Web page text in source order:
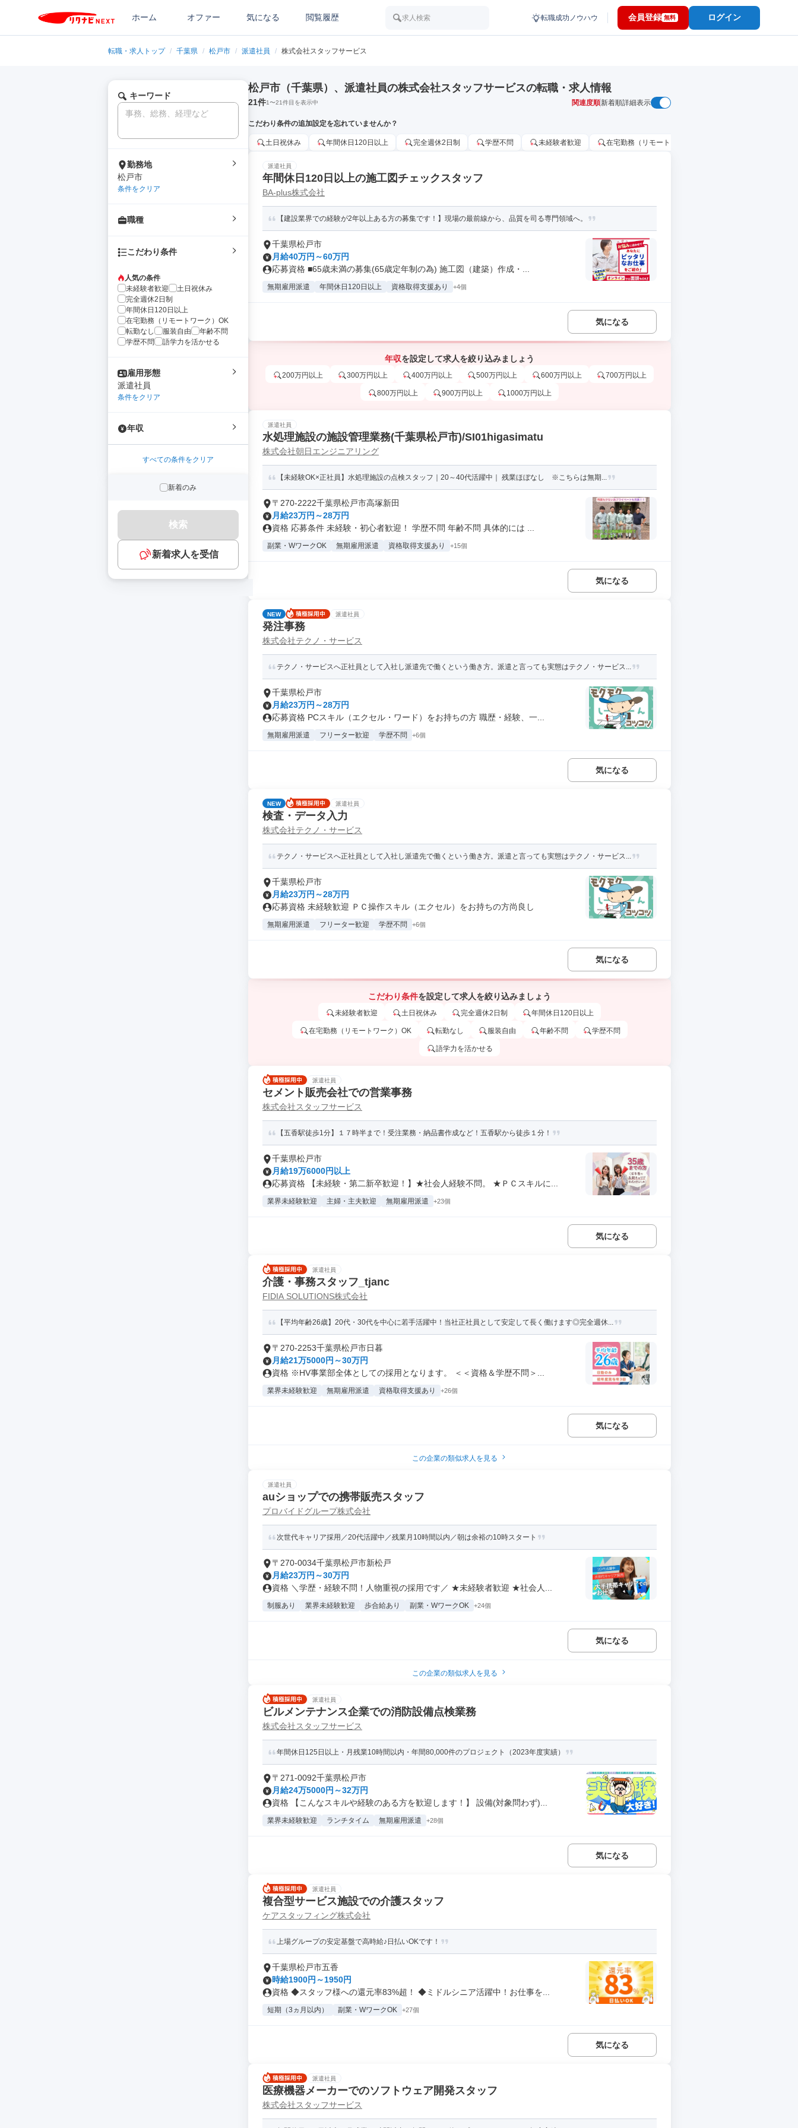
ホーム オファー 気になる 閲覧履歴 求人検索 転職成功ノウハウ 会員登録 無料 ログイン
転職・求人トップ / 千葉県 / 松戸市 / 派遣社員 / 株式会社スタッフサービス
キーワード
勤務地
松戸市
条件をクリア
職種
こだわり条件
人気の条件
未経験者歓迎
土日祝休み
完全週休2日制
年間休日120日以上
在宅勤務（リモートワーク）OK
転勤なし
服装自由
年齢不問
学歴不問
語学力を活かせる
雇用形態
派遣社員
条件をクリア
年収
すべての条件をクリア
新着のみ
検索
新着求人を受信
松戸市（千葉県）、派遣社員の株式会社スタッフサービスの転職・求人情報
21件1〜21件目を表示中 関連度順新着順詳細表示
こだわり条件の追加設定を忘れていませんか？
土日祝休み 年間休日120日以上 完全週休2日制 学歴不問 未経験者歓迎 在宅勤務（リモートワーク）OK
派遣社員
年間休日120日以上の施工図チェックスタッフ
BA-plus株式会社
【建設業界での経験が2年以上ある方の募集です！】現場の最前線から、品質を司る専門領域へ。
千葉県松戸市
月給40万円～60万円
応募資格 ■65歳未満の募集(65歳定年制の為) 施工図（建築）作成・...
無期雇用派遣 年間休日120日以上 資格取得支援あり +4個
気になる
年収を設定して求人を絞り込みましょう
200万円以上 300万円以上 400万円以上 500万円以上 600万円以上 700万円以上
800万円以上 900万円以上 1000万円以上
派遣社員
水処理施設の施設管理業務(千葉県松戸市)/SI01higasimatu
株式会社朝日エンジニアリング
【未経験OK×正社員】水処理施設の点検スタッフ｜20～40代活躍中｜ 残業ほぼなし ※こちらは無期...
〒270-2222千葉県松戸市高塚新田
月給23万円～28万円
資格 応募条件 未経験・初心者歓迎！ 学歴不問 年齢不問 具体的には ...
副業・WワークOK 無期雇用派遣 資格取得支援あり +15個
気になる
NEW 派遣社員
発注事務
株式会社テクノ・サービス
テクノ・サービスへ正社員として入社し派遣先で働くという働き方。派遣と言っても実態はテクノ・サービス...
千葉県松戸市
月給23万円～28万円
応募資格 PCスキル（エクセル・ワード）をお持ちの方 職歴・経験、一...
無期雇用派遣 フリーター歓迎 学歴不問 +6個
気になる
NEW 派遣社員
検査・データ入力
株式会社テクノ・サービス
テクノ・サービスへ正社員として入社し派遣先で働くという働き方。派遣と言っても実態はテクノ・サービス...
千葉県松戸市
月給23万円～28万円
応募資格 未経験歓迎 ＰＣ操作スキル（エクセル）をお持ちの方尚良し
無期雇用派遣 フリーター歓迎 学歴不問 +6個
気になる
こだわり条件を設定して求人を絞り込みましょう
未経験者歓迎 土日祝休み 完全週休2日制 年間休日120日以上
在宅勤務（リモートワーク）OK 転勤なし 服装自由 年齢不問 学歴不問
語学力を活かせる
派遣社員
セメント販売会社での営業事務
株式会社スタッフサービス
【五香駅徒歩1分】１７時半まで！受注業務・納品書作成など！五香駅から徒歩１分！
千葉県松戸市
月給19万6000円以上
応募資格 【未経験・第二新卒歓迎！】★社会人経験不問。 ★ＰＣスキルに...
業界未経験歓迎 主婦・主夫歓迎 無期雇用派遣 +23個
気になる
派遣社員
介護・事務スタッフ_tjanc
FIDIA SOLUTIONS株式会社
【平均年齢26歳】20代・30代を中心に若手活躍中！当社正社員として安定して長く働けます◎完全週休...
〒270-2253千葉県松戸市日暮
月給21万5000円～30万円
資格 ※HV事業部全体としての採用となります。 ＜＜資格＆学歴不問＞...
業界未経験歓迎 無期雇用派遣 資格取得支援あり +26個
気になる
この企業の類似求人を見る
派遣社員
auショップでの携帯販売スタッフ
プロバイドグループ株式会社
次世代キャリア採用／20代活躍中／残業月10時間以内／朝は余裕の10時スタート
〒270-0034千葉県松戸市新松戸
月給23万円～30万円
資格 ＼学歴・経験不問！人物重視の採用です／ ★未経験者歓迎 ★社会人...
制服あり 業界未経験歓迎 歩合給あり 副業・WワークOK +24個
気になる
この企業の類似求人を見る
派遣社員
ビルメンテナンス企業での消防設備点検業務
株式会社スタッフサービス
年間休日125日以上・月残業10時間以内・年間80,000件のプロジェクト（2023年度実績）
〒271-0092千葉県松戸市
月給24万5000円～32万円
資格 【こんなスキルや経験のある方を歓迎します！】 設備(対象問わず)...
業界未経験歓迎 ランチタイム 無期雇用派遣 +28個
気になる
派遣社員
複合型サービス施設での介護スタッフ
ケアスタッフィング株式会社
上場グループの安定基盤で高時給♪日払いOKです！
千葉県松戸市五香
時給1900円～1950円
資格 ◆スタッフ様への還元率83%超！ ◆ミドルシニア活躍中！お仕事を...
短期（3ヵ月以内） 副業・WワークOK +27個
気になる
派遣社員
医療機器メーカーでのソフトウェア開発スタッフ
株式会社スタッフサービス